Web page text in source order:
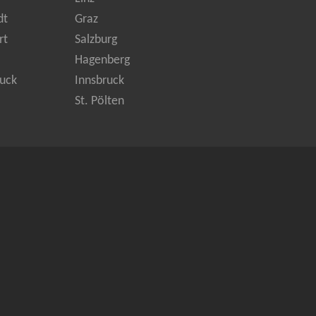
Graz
Salzburg
Hagenberg
Innsbruck
St. Pölten